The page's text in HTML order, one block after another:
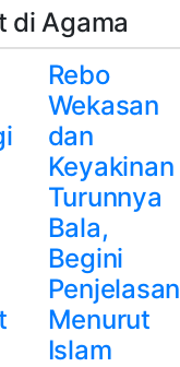
di Agama
Rebo
Wekasan
dan
Keyakinan
Turunnya
Bala,
Begini
Penjelasan
Menurut
Islam